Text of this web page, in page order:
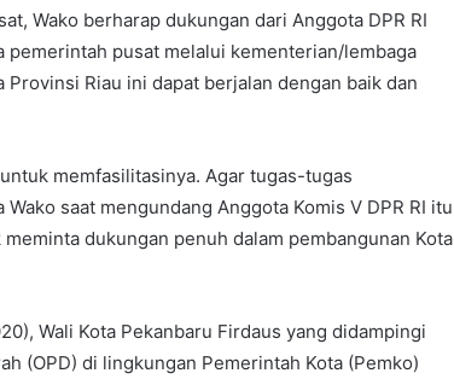
Wako berharap dukungan dari Anggota DPR RI
pemerintah pusat melalui kementerian/lembaga
Riau ini dapat berjalan dengan baik dan
memfasilitasinya. Agar tugas-tugas
saat mengundang Anggota Komis V DPR RI itu
dukungan penuh dalam pembangunan Kota
Wali Kota Pekanbaru Firdaus yang didampingi
(OPD) di lingkungan Pemerintah Kota (Pemko)